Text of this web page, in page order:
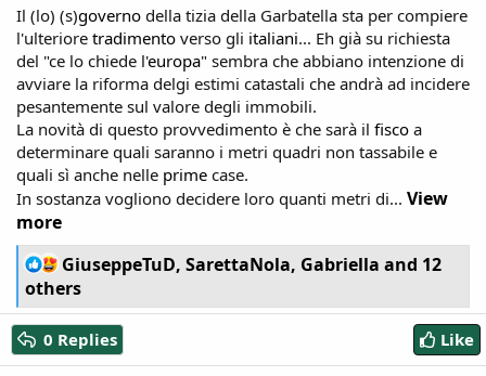
Il (lo) (s)governo della tizia della Garbatella sta per compiere
l'ulteriore tradimento verso gli italiani... Eh già su richiesta
del "ce lo chiede l'europa" sembra che abbiano intenzione di
avviare la riforma delgi estimi catastali che andrà ad incidere
pesantemente sul valore degli immobili.
La novità di questo provvedimento è che sarà il fisco a
determinare quali saranno i metri quadri non tassabile e
quali sì anche nelle prime case.
In sostanza vogliono decidere loro quanti metri di... View
more
R
e
a
c
t
i
GiuseppeTuD, SarettaNola, Gabriella and 12
others
0 Replies Like